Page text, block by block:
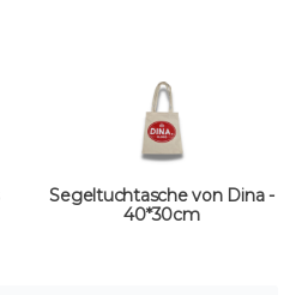
Segeltuchtasche von Dina -
40*30cm